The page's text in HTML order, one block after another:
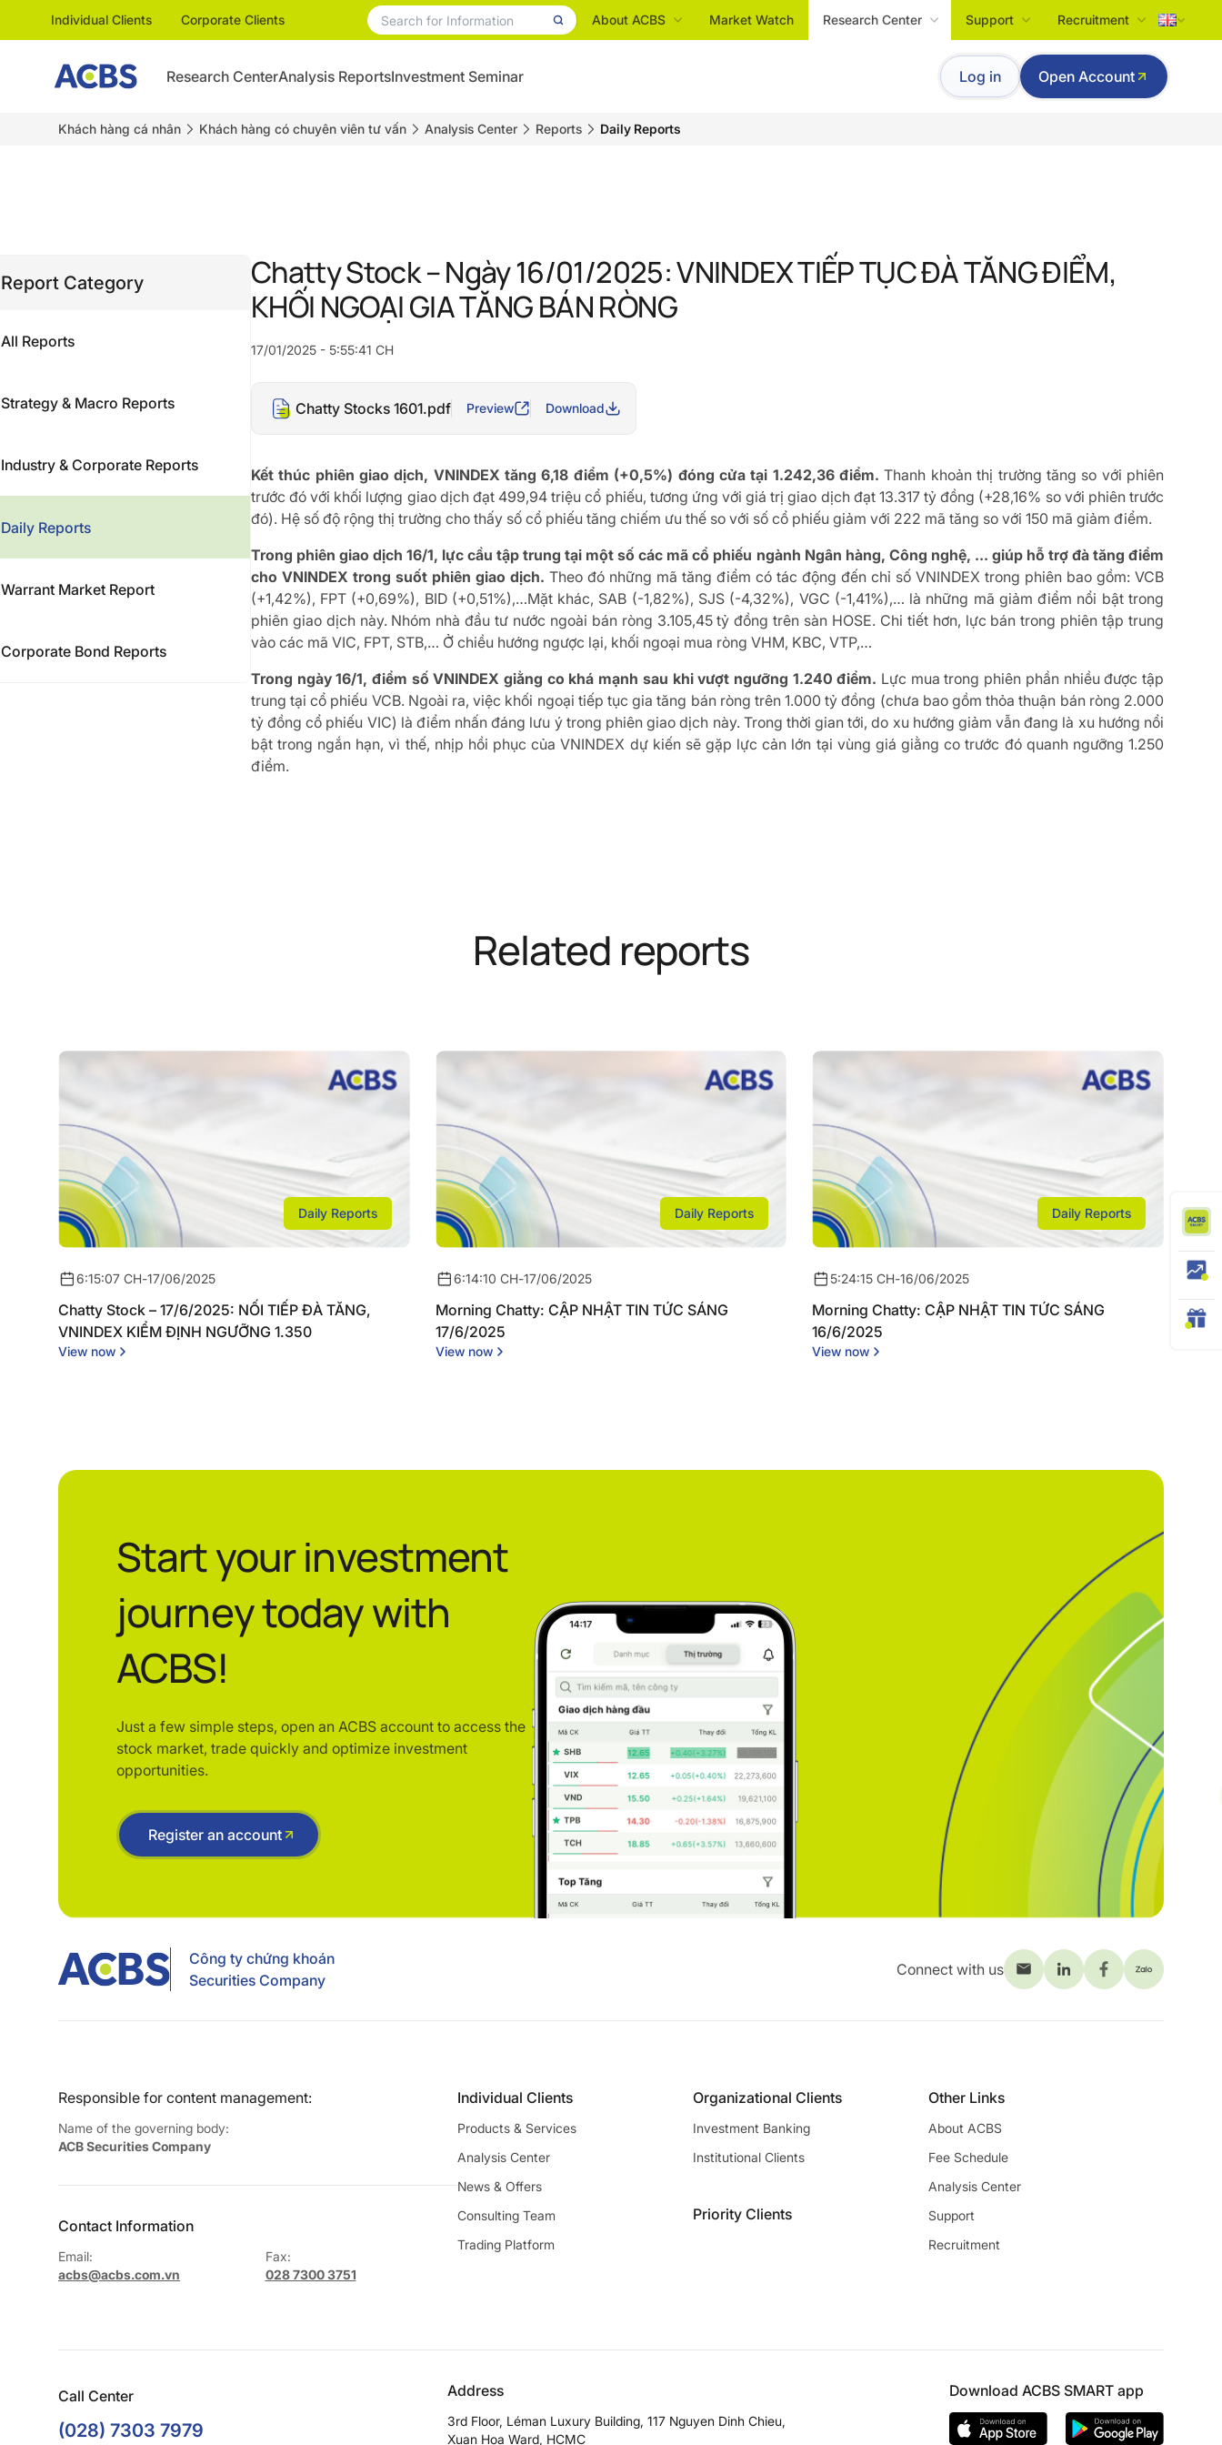
Individual Clients Corporate Clients About ACBS Market Watch Research Center Support Recruitment
Tiếng Việt
English
Research CenterAnalysis ReportsInvestment Seminar Log in Open Account
Khách hàng cá nhân Khách hàng có chuyên viên tư vấn Analysis Center Reports Daily Reports
Report Category
All Reports
Strategy & Macro Reports
Industry & Corporate Reports
Daily Reports
Warrant Market Report
Corporate Bond Reports
Chatty Stock – Ngày 16/01/2025: VNINDEX TIẾP TỤC ĐÀ TĂNG ĐIỂM,
KHỐI NGOẠI GIA TĂNG BÁN RÒNG
17/01/2025 - 5:55:41 CH
Chatty Stocks 1601.pdf Preview Download
Kết thúc phiên giao dịch, VNINDEX tăng 6,18 điểm (+0,5%) đóng cửa tại 1.242,36 điểm.Thanh khoản thị trường tăng so với phiên
trước đó với khối lượng giao dịch đạt 499,94 triệu cổ phiếu, tương ứng với giá trị giao dịch đạt 13.317 tỷ đồng (+28,16% so với phiên trước
đó). Hệ số độ rộng thị trường cho thấy số cổ phiếu tăng chiếm ưu thế so với số cổ phiếu giảm với 222 mã tăng so với 150 mã giảm điểm.
Trong phiên giao dịch 16/1, lực cầu tập trung tại một số các mã cổ phiếu ngành Ngân hàng, Công nghệ, … giúp hỗ trợ đà tăng điểm
cho VNINDEX trong suốt phiên giao dịch. Theo đó những mã tăng điểm có tác động đến chỉ số VNINDEX trong phiên bao gồm: VCB
(+1,42%), FPT (+0,69%), BID (+0,51%),…Mặt khác, SAB (-1,82%), SJS (-4,32%), VGC (-1,41%),… là những mã giảm điểm nổi bật trong
phiên giao dịch này. Nhóm nhà đầu tư nước ngoài bán ròng 3.105,45 tỷ đồng trên sàn HOSE. Chi tiết hơn, lực bán trong phiên tập trung
vào các mã VIC, FPT, STB,… Ở chiều hướng ngược lại, khối ngoại mua ròng VHM, KBC, VTP,…
Trong ngày 16/1, điểm số VNINDEX giằng co khá mạnh sau khi vượt ngưỡng 1.240 điểm. Lực mua trong phiên phần nhiều được tập
trung tại cổ phiếu VCB. Ngoài ra, việc khối ngoại tiếp tục gia tăng bán ròng trên 1.000 tỷ đồng (chưa bao gồm thỏa thuận bán ròng 2.000
tỷ đồng cổ phiếu VIC) là điểm nhấn đáng lưu ý trong phiên giao dịch này. Trong thời gian tới, do xu hướng giảm vẫn đang là xu hướng nổi
bật trong ngắn hạn, vì thế, nhịp hồi phục của VNINDEX dự kiến sẽ gặp lực cản lớn tại vùng giá giằng co trước đó quanh ngưỡng 1.250
điểm.
Related reports
Daily Reports
6:15:07 CH-17/06/2025
Chatty Stock – 17/6/2025: NỐI TIẾP ĐÀ TĂNG,
VNINDEX KIỂM ĐỊNH NGƯỠNG 1.350
View now
Daily Reports
6:14:10 CH-17/06/2025
Morning Chatty: CẬP NHẬT TIN TỨC SÁNG
17/6/2025
View now
Daily Reports
5:24:15 CH-16/06/2025
Morning Chatty: CẬP NHẬT TIN TỨC SÁNG
16/6/2025
View now
Start your investment
journey today with
ACBS!
Just a few simple steps, open an ACBS account to access the
stock market, trade quickly and optimize investment
opportunities.
Register an account
Công ty chứng khoán
Securities Company
Connect with us
Responsible for content management:
Name of the governing body:
ACB Securities Company
Contact Information
Email:
acbs@acbs.com.vn
Fax:
028 7300 3751
Individual Clients
Products & Services
Analysis Center
News & Offers
Consulting Team
Trading Platform
Organizational Clients
Investment Banking
Institutional Clients
Priority Clients
Other Links
About ACBS
Fee Schedule
Analysis Center
Support
Recruitment
Call Center
(028) 7303 7979
Address
3rd Floor, Léman Luxury Building, 117 Nguyen Dinh Chieu,
Xuan Hoa Ward, HCMC
Download ACBS SMART app